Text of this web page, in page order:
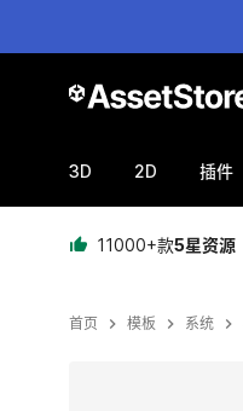
3D 2D 插件
11000+款5星资源
首页 模板 系统